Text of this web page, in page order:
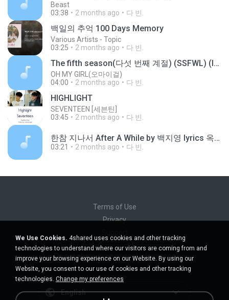
Beast
03:38
2 months ago 다 빈.
백일의 추억 100 Days Memory
Various Artists - Topic
03:25
2 months ago 다 빈.
The fifth season(다섯 번째 계절) (SSFWL) (Inst.)
OH MY GIRL(오마이걸)
04:00
2 months ago 다 빈.
HIGHLIGHT
SEVENTEEN [세븐틴]
03:45
2 months ago 다 빈.
한참 지나서 After A While by 백지영 lyrics 옥탑방 왕세자 Rooftop Prince OST .m4a
03:21 2 months ago 다 빈.
Terms of Use
Privacy
Do not sell my personal information
Do not share my personal information
English
We Use Cookies. 4shared uses cookies and other tracking
technologies to understand where our visitors are coming from and
improve your browsing experience on our Website. By using our
Website, you consent to our use of cookies and other tracking
technologies. Change my preferences